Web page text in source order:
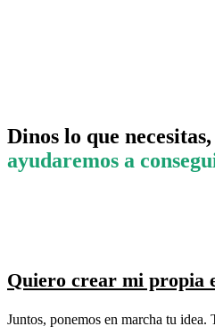
Dinos lo que necesitas,
ayudaremos a
Quiero crear mi propia
Juntos, ponemos en marcha tu idea.